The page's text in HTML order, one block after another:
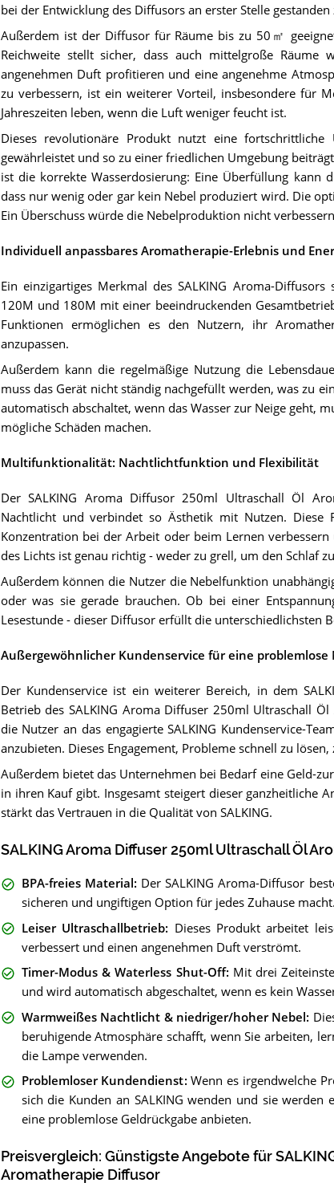
bei der Entwicklung des Diffusors an erster Stelle gestanden
Außerdem ist der Diffusor für Räume bis zu 50㎡
Reichweite stellt sicher, dass auch mittelgroße
angenehmen Duft profitieren und eine angenehme
zu verbessern, ist ein weiterer Vorteil, insbesondere für
Jahreszeiten leben, wenn die Luft weniger feucht ist.
Dieses revolutionäre Produkt nutzt eine fortschrittliche
gewährleistet und so zu einer friedlichen Umgebung
ist die korrekte Wasserdosierung: Eine Überfüllung kann
dass nur wenig oder gar kein Nebel produziert wird. Die
Ein Überschuss würde die Nebelproduktion nicht
Individuell anpassbares Aromatherapie-Erlebnis und
Ein einzigartiges Merkmal des SALKING Aroma-
120M und 180M mit einer beeindruckenden
Funktionen ermöglichen es den Nutzern, ihr
anzupassen.
Außerdem kann die regelmäßige Nutzung die
muss das Gerät nicht ständig nachgefüllt werden, was zu
automatisch abschaltet, wenn das Wasser zur Neige geht,
mögliche Schäden machen.
Multifunktionalität: Nachtlichtfunktion und Flexibilität
Der SALKING Aroma Diffusor 250ml Ultraschall Öl
Nachtlicht und verbindet so Ästhetik mit Nutzen. Diese
Konzentration bei der Arbeit oder beim Lernen
des Lichts ist genau richtig - weder zu grell, um den Schlaf
Außerdem können die Nutzer die Nebelfunktion
oder was sie gerade brauchen. Ob bei einer
Lesestunde - dieser Diffusor erfüllt die unterschiedlichsten
Außergewöhnlicher Kundenservice für eine problemlose
Der Kundenservice ist ein weiterer Bereich, in dem
Betrieb des SALKING Aroma Diffuser 250ml Ultraschall
die Nutzer an das engagierte SALKING Kundenservice-
anzubieten. Dieses Engagement, Probleme schnell zu
Außerdem bietet das Unternehmen bei Bedarf eine Geld-
in ihren Kauf gibt. Insgesamt steigert dieser ganzheitliche
stärkt das Vertrauen in die Qualität von SALKING.
SALKING Aroma Diffuser 250ml Ultraschall Öl
BPA-freies Material: Der SALKING Aroma-Diffusor
sicheren und ungiftigen Option für jedes Zuhause macht.
Leiser Ultraschallbetrieb: Dieses Produkt arbeitet
verbessert und einen angenehmen Duft verströmt.
Timer-Modus & Waterless Shut-Off: Mit drei
und wird automatisch abgeschaltet, wenn es kein
Warmweißes Nachtlicht & niedriger/hoher Nebel:
beruhigende Atmosphäre schafft, wenn Sie arbeiten,
die Lampe verwenden.
Problemloser Kundendienst:Wenn es irgendwelche
sich die Kunden an SALKING wenden und sie
eine problemlose Geldrückgabe anbieten.
Preisvergleich: Günstigste Angebote für
Aromatherapie Diffusor